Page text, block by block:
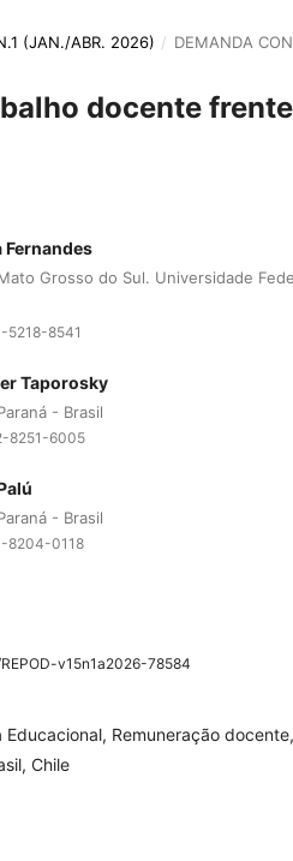
(JAN./ABR. 2026) / DEMANDA
docente
Fernandes
Grosso do Sul. Universidade
8541
Taporosky
- Brasil
8251-6005
- Brasil
8204-0118
v15n1a2026-78584
Educacional, Remuneração
Chile